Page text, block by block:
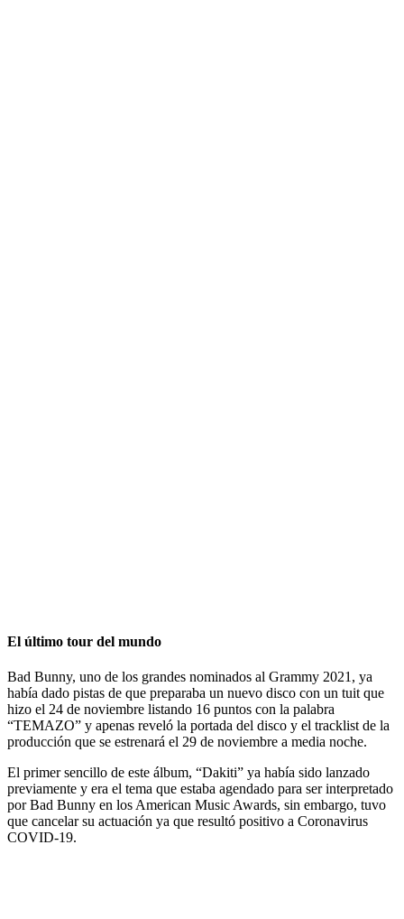
El último tour del mundo
Bad Bunny, uno de los grandes nominados al Grammy 2021, ya
había dado pistas de que preparaba un nuevo disco con un tuit que
hizo el 24 de noviembre listando 16 puntos con la palabra
“TEMAZO” y apenas reveló la portada del disco y el tracklist de la
producción que se estrenará el 29 de noviembre a media noche.
El primer sencillo de este álbum, “Dakiti” ya había sido lanzado
previamente y era el tema que estaba agendado para ser interpretado
por Bad Bunny en los American Music Awards, sin embargo, tuvo
que cancelar su actuación ya que resultó positivo a Coronavirus
COVID-19.